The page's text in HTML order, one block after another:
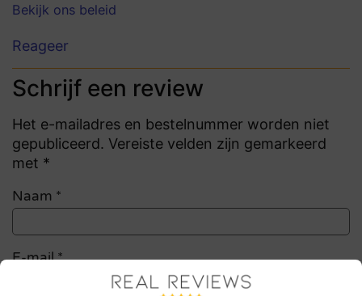
Bekijk ons beleid
Reageer
Schrijf een review
Het e-mailadres en bestelnummer worden niet
gepubliceerd. Vereiste velden zijn gemarkeerd
met *
Naam *
E-mail*